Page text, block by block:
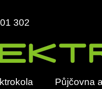
302
Půjčovna